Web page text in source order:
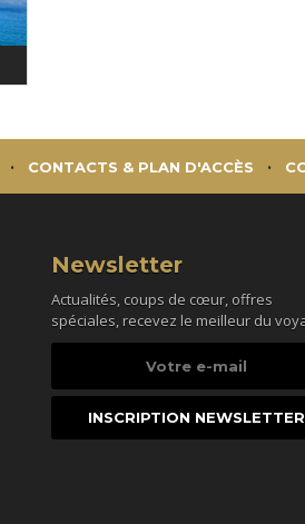
CONTACTS & PLAN D'ACCÈS
Newsletter
Actualités, coups de cœur, offres
spéciales, recevez le meilleur du